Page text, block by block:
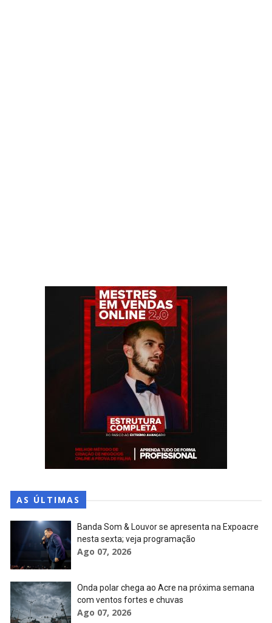
AS ÚLTIMAS
Banda Som & Louvor se apresenta na Expoacre
nesta sexta; veja programação
Ago 07, 2026
Onda polar chega ao Acre na próxima semana
com ventos fortes e chuvas
Ago 07, 2026